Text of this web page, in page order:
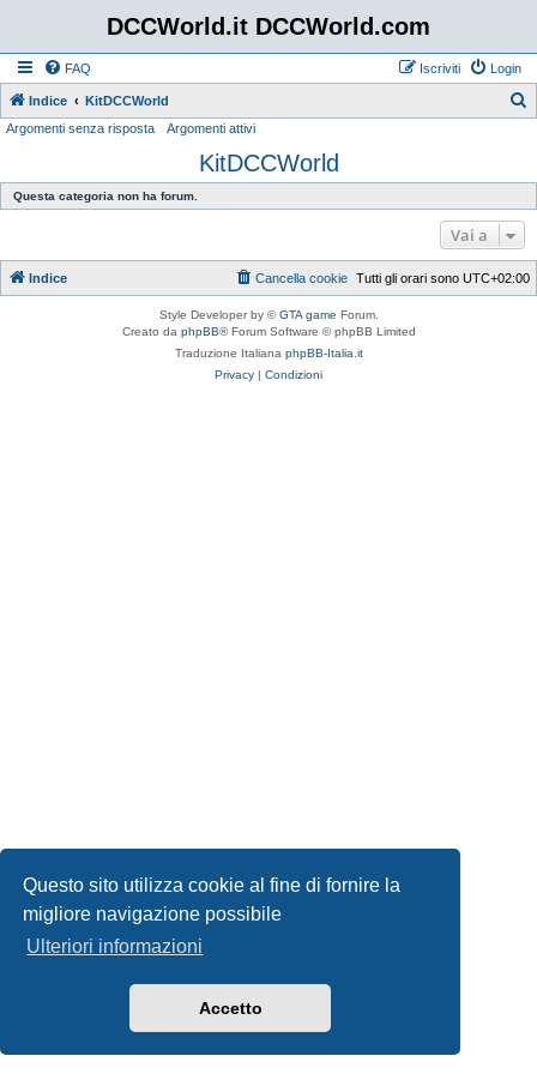
Questo sito utilizza cookie al fine di fornire la
migliore navigazione possibile
Ulteriori informazioni
Accetto
DCCWorld.it DCCWorld.com
FAQ Login
Iscriviti
Indice KitDCCWorld
c
a
Argomenti senza risposta Argomenti attivi
KitDCCWorld
Questa categoria non ha forum.
Vai a
Indice Tutti gli orari sono UTC+02:00
Cancella cookie
Style Developer by ©GTA game Forum.
Creato da phpBB® Forum Software © phpBB Limited
Traduzione Italiana phpBB-Italia.it
Privacy | Condizioni